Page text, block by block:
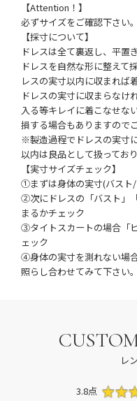
【Attention！】
必ずサイズをご確認下さい。
【採寸について】
ドレスは全て裏返し、平置
ドレスを自然な形に整えて
レスの実寸以内に収まれば
ドレスの実寸に収まらなけ
入る等キレイに着こなせな
損する場合もありますので
※製造過程でドレスの実寸
以内は良品として扱っており
【実寸サイズチェック】
①まずは身体の実寸(バスト
②次にドレスの「バスト」
まるかチェック
③タイトスカートの場合「
ェック
④身体の実寸を測れない場
照らし合わせてみて下さい。
レ
3.8点